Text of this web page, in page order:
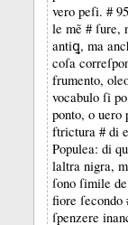
vero peſi. #
le mẽ # ſure,
antiꝗ, ma
coſa
frumento,
vocabulo ſi
ponto, o uero
ftrictura # di
Populea: di
laltra nigra,
ſono ſimile
fiore
ſpenzere